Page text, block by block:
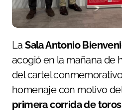
LaSala Antonio
acogió en la mañana de
del cartel
homenaje con motivo
primera corrida de